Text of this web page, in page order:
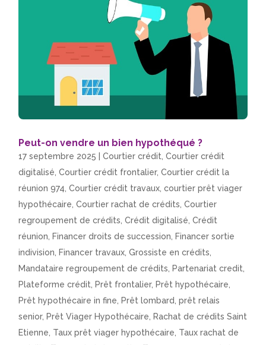
Peut-on vendre un bien hypothéqué ?
17 septembre 2025 |Courtier crédit ,Courtier crédit
digitalisé ,Courtier crédit frontalier,Courtier crédit la
réunion 974 ,Courtier crédit travaux ,courtier prêt viager
hypothécaire ,Courtier rachat de crédits ,Courtier
regroupement de crédits ,Crédit digitalisé ,Crédit
réunion
Financer droits de succession
Financer sortie
indivision
Financer travaux ,Grossiste en crédits
Mandataire regroupement de crédits
Partenariat credit
Plateforme crédit
Prêt frontalier, Prêt hypothécaire
Prêt hypothécaire in fine
Prêt lombard ,prêt relais
senior, Prêt Viager Hypothécaire
Rachat de crédits Saint
Etienne Taux prêt viager hypothécaire Taux rachat de